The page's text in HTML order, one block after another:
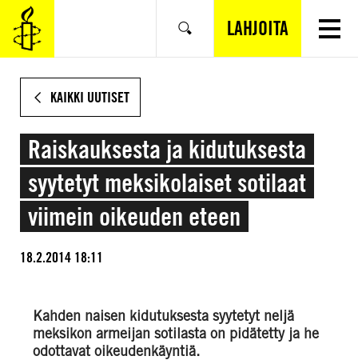
SIIRRY
VARSINAISEEN
SISÄLTÖÖN
Hae LAHJOITA
KAIKKI UUTISET
Raiskauksesta ja kidutuksesta
syytetyt meksikolaiset sotilaat
viimein oikeuden eteen
18.2.2014 18:11
Kahden naisen kidutuksesta syytetyt neljä
meksikon armeijan sotilasta on pidätetty ja he
odottavat oikeudenkäyntiä.